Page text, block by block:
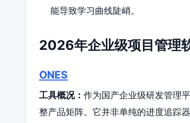
能导致学习曲线陡峭。
2026年企业级项目管理
ONES
工具概况： 作为国产企业级研发管理
整产品矩阵。它并非单纯的进度追踪